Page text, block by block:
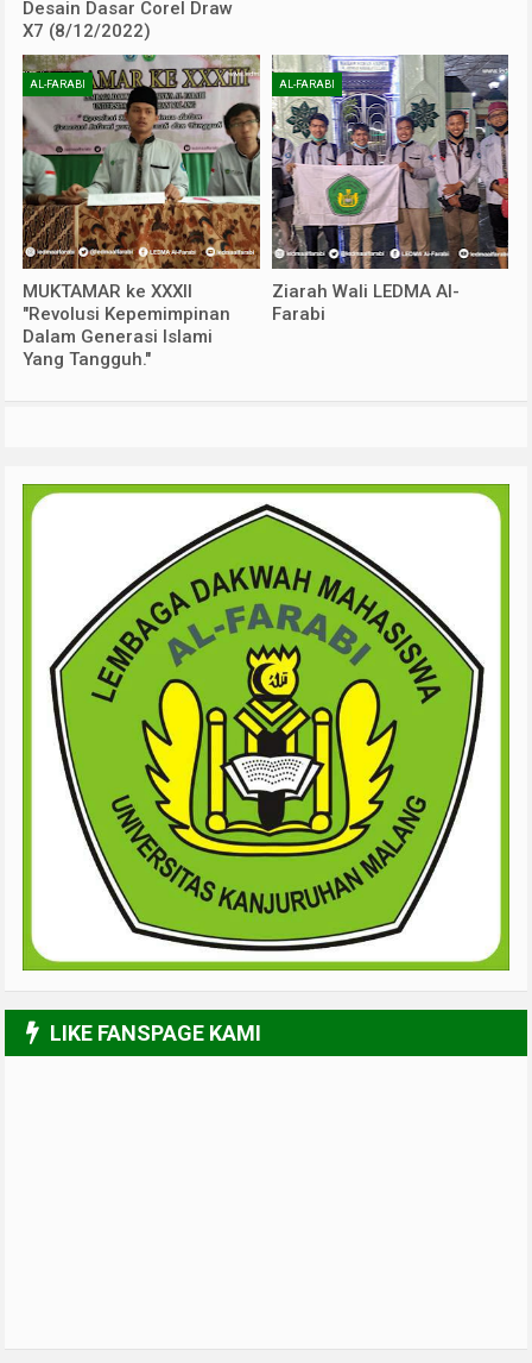
Desain Dasar Corel Draw
X7 (8/12/2022)
AL-FARABI
MUKTAMAR ke XXXII
"Revolusi Kepemimpinan
Dalam Generasi Islami
Yang Tangguh."
AL-FARABI
Ziarah Wali LEDMA Al-
Farabi
LIKE FANSPAGE KAMI